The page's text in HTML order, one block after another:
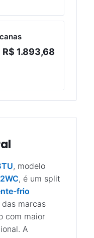
R$ 1.893,68
, modelo
, é um split
frio
das marcas
com maior
A